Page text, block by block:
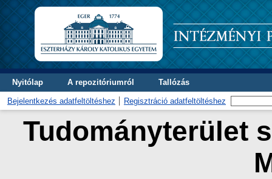
Nyitólap A repozitóriumról Tallózás
Bejelentkezés adatfeltöltéshez Regisztráció adatfeltöltéshez
Tudományterület